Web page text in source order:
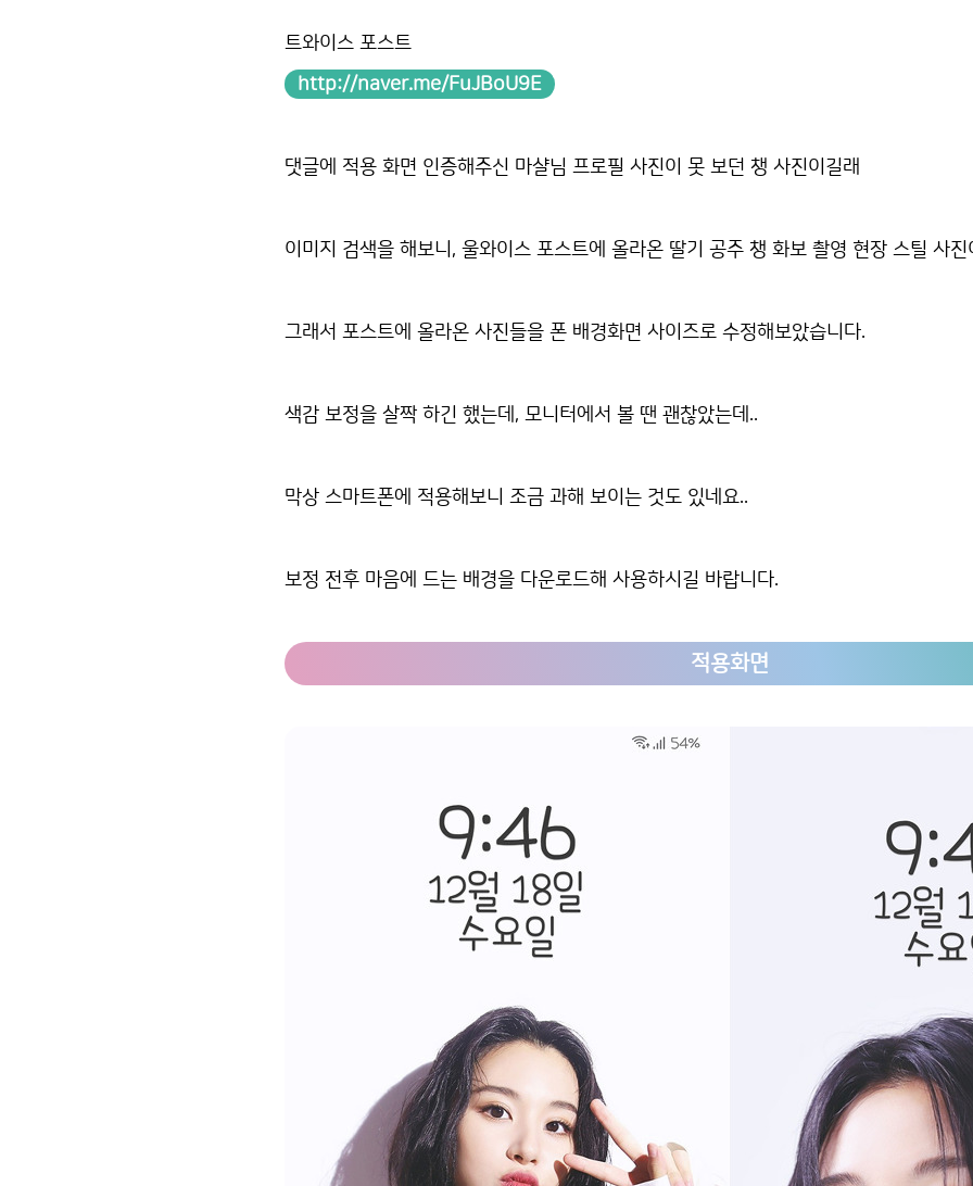
트와이스 포스트
http://naver.me/FuJBoU9E
댓글에 적용 화면 인증해주신 마샬님 프로필 사진이 못 보던 챙 사진이길래
이미지 검색을 해보니, 울와이스 포스트에 올라온 딸기 공주 챙 화보 촬영 현장 스틸 사
그래서 포스트에 올라온 사진들을 폰 배경화면 사이즈로 수정해보았습니다.
색감 보정을 살짝 하긴 했는데, 모니터에서 볼 땐 괜찮았는데..
막상 스마트폰에 적용해보니 조금 과해 보이는 것도 있네요..
보정 전후 마음에 드는 배경을 다운로드해 사용하시길 바랍니다.
적용화면